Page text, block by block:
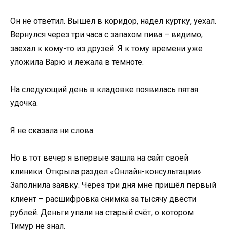
Он не ответил. Вышел в коридор, надел куртку, уехал.
Вернулся через три часа с запахом пива – видимо,
заехал к кому-то из друзей. Я к тому времени уже
уложила Варю и лежала в темноте.
На следующий день в кладовке появилась пятая
удочка.
Я не сказала ни слова.
Но в тот вечер я впервые зашла на сайт своей
клиники. Открыла раздел «Онлайн-консультации».
Заполнила заявку. Через три дня мне пришёл первый
клиент – расшифровка снимка за тысячу двести
рублей. Деньги упали на старый счёт, о котором
Тимур не знал.